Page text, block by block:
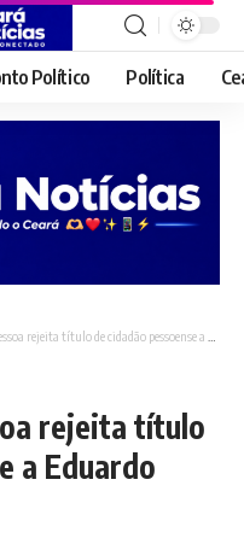
Político Política
rejeita título de cidadão pessoense a Eduardo Cunha
rejeita título
a Eduardo